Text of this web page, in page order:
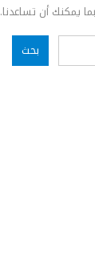
يمكنك أن تساعدنا.